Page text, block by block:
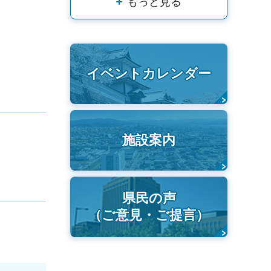
イベントカレンダー
施設案内
県民の声
（ご意見・ご提言）